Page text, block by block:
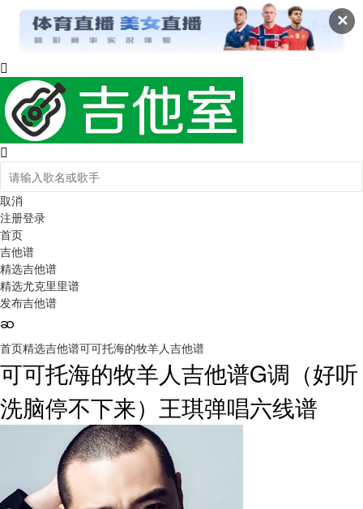
✕
取消
注册登录
首页
吉他谱
精选吉他谱
精选尤克里里谱
发布吉他谱
首页精选吉他谱可可托海的牧羊人吉他谱
可可托海的牧羊人吉他谱G调（好听
洗脑停不下来）王琪弹唱六线谱